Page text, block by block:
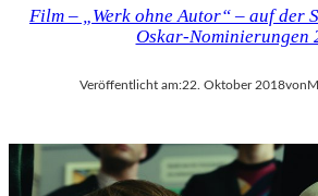
Film – „Werk ohne Autor“ – auf der
Oskar-Nominierungen
Veröffentlicht am:22. Oktober 2018von